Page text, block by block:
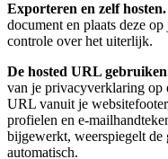
Exporteren en zelf hosten.
document en plaats deze
controle over het uiterlijk.
De hosted URL
van je privacyverklaring op
URL vanuit je
profielen en e-
bijgewerkt, weerspiegelt de
automatisch.